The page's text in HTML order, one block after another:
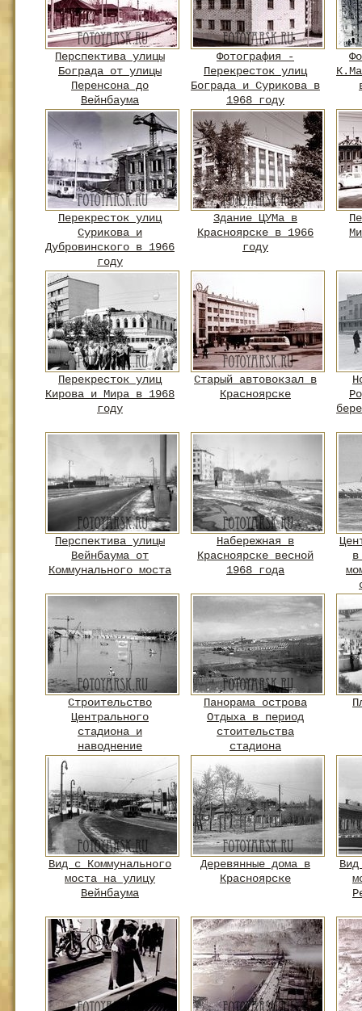
Перспектива улицы
Бограда от улицы
Перенсона до
Вейнбаума
Фотография -
Перекресток улиц
Бограда и Сурикова в
1968 году
Перекресток улиц
Сурикова и
Дубровинского в 1966
году
Здание ЦУМа в
Красноярске в 1966
году
Перекресток улиц
Кирова и Мира в 1968
году
Старый автовокзал в
Красноярске
Перспектива улицы
Вейнбаума от
Коммунального моста
Набережная в
Красноярске весной
1968 года
в
Строительство
Центрального
стадиона и
наводнение
Панорама острова
Отдыха в период
стоительства
стадиона
Вид с Коммунального
моста на улицу
Вейнбаума
Деревянные дома в
Красноярске